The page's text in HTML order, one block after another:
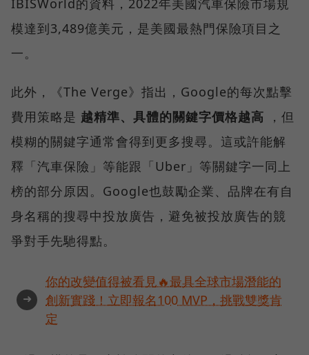
模達到3,489億美元，是美國最熱門保險項目之
一。
此外，《The Verge》指出，Google的每次點擊
費用策略是 越精準、具體的關鍵字價格越高 ，但
模糊的關鍵字通常會得到更多搜尋。這或許能解
釋「汽車保險」等能跟「Uber」等關鍵字一同上
榜的部分原因。Google也鼓勵企業、品牌在有自
身名稱的搜尋中投放廣告，避免被投放廣告的競
爭對手先馳得點。
➜
你的改變值得被看見🔥最具全球市場潛能的
創新實踐！立即報名100 MVP，挑戰雙獎肯
定